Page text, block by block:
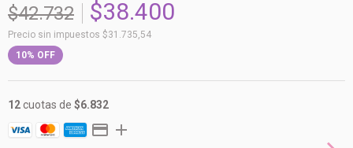
$42.732 $38.400
Precio sin impuestos $31.735,54
10% OFF
12cuotas de $6.832